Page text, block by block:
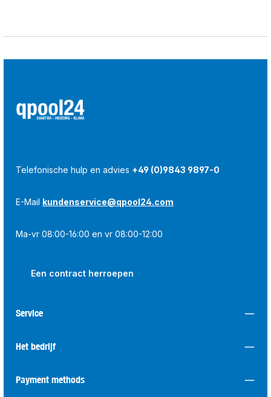
Telefonische hulp en advies +49 (0)9843 9897-0
E-Mail kundenservice@qpool24.com
Ma-vr 08:00-16:00 en vr 08:00-12:00
Een contract herroepen
Service
Het bedrijf
Payment methods